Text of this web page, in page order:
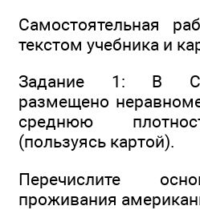
Самостоятельная
текстом учебника и
Задание 1: В
размещено
среднюю
(пользуясь картой).
Перечислите
проживания